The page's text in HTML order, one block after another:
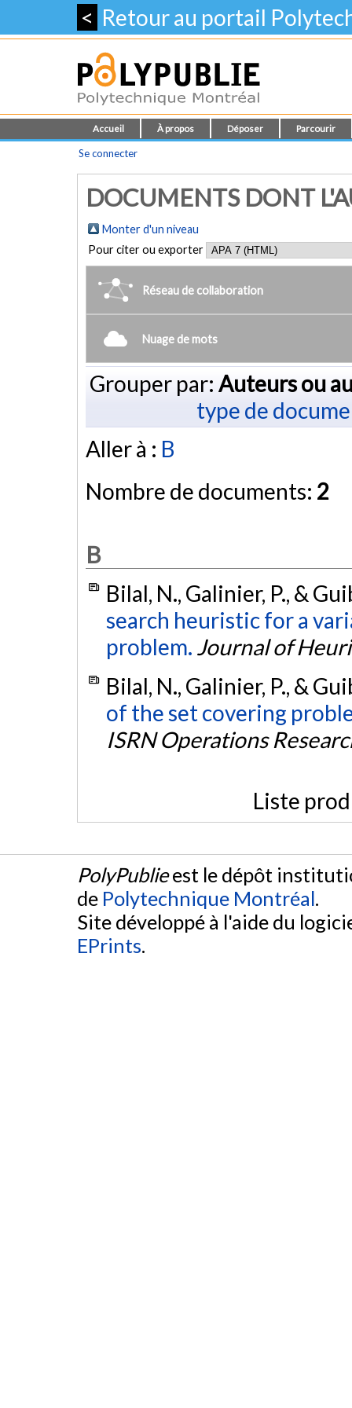
< Retour au portail
Accueil À propos Déposer Parcourir
Se connecter
DOCUMENTS DONT
Monter d'un niveau
Pour citer ou exporter
Réseau de collaboration
Nuage de mots
Grouper par: Auteurs ou
type de
Aller à : B
Nombre de documents: 2
B
Bilal, N., Galinier, P., &
search heuristic for a
problem. Journal of
Bilal, N., Galinier, P., &
of the set covering
ISRN Operations
Liste
PolyPublieest le dépôt
de Polytechnique Montréal.
Site développé à l'aide du
EPrints.